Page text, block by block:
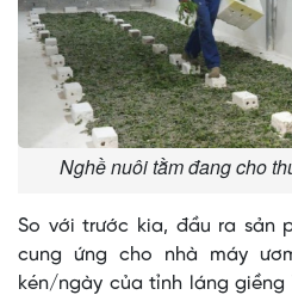
Nghề nuôi tằm đang cho
So với trước kia, đầu ra sản
cung ứng cho nhà máy
kén/ngày của tỉnh láng